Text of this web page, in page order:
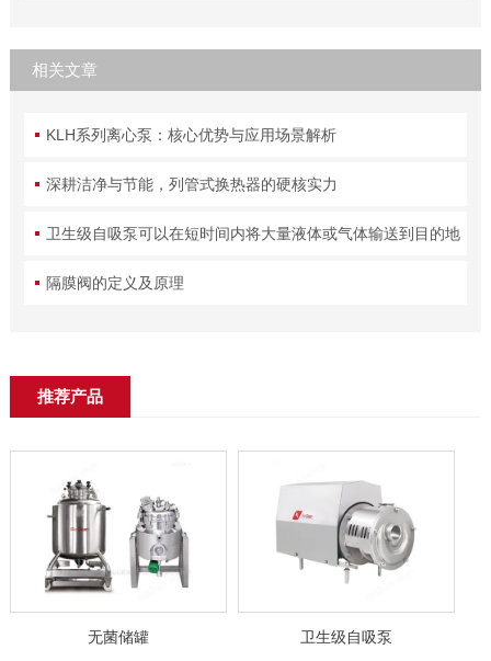
相关文章
KLH系列离心泵：核心优势与应用场景解析
深耕洁净与节能，列管式换热器的硬核实力
卫生级自吸泵可以在短时间内将大量液体或气体输送到目的地
隔膜阀的定义及原理
推荐产品
无菌储罐 卫生级自吸泵